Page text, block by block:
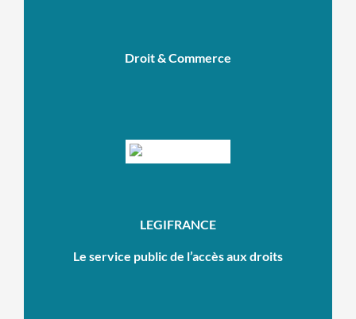
Droit & Commerce
LEGIFRANCE
Le service public de l’accès aux droits